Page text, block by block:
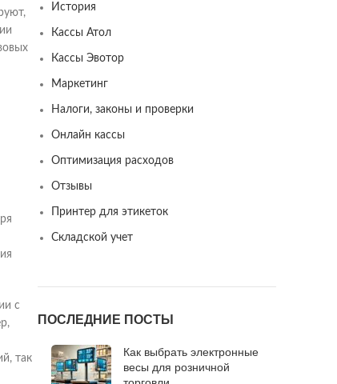
с
так
История
Кассы Атол
Кассы Эвотор
Маркетинг
Налоги, законы и проверки
Онлайн кассы
Оптимизация расходов
Отзывы
Принтер для этикеток
Складской учет
ПОСЛЕДНИЕ ПОСТЫ
Как выбрать электронные
весы для розничной